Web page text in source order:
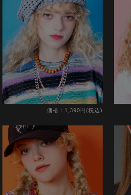
価格：1,390円(税込)